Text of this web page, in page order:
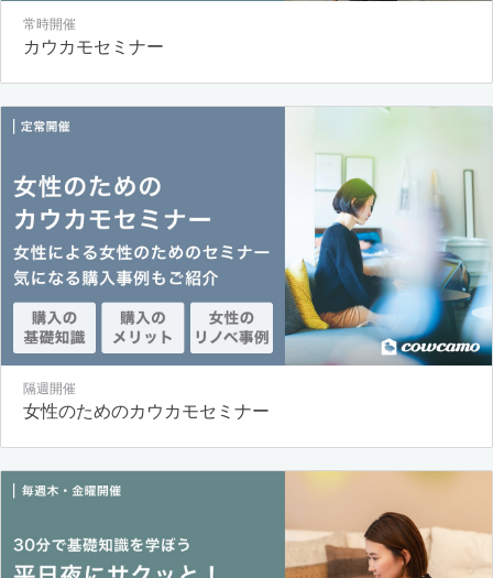
常時開催
カウカモセミナー
隔週開催
女性のためのカウカモセミナー